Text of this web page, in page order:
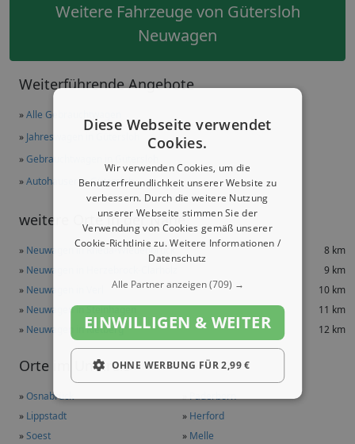
Weiterführende Angebote
»Alle Gebrauchtwagen
» Jahreswagen in Gütersloh
»Gebrauchtwagen in Gütersloh
»Autohäuser in Gütersloh
weitere Orte in der Nähe
» Neuwagen in Rheda-Wiedenbrück
8 km
» Neuwagen in Herzebrock-Clarholz
9 km
» Neuwagen in Verl
10 km
» Neuwagen in Steinhagen
11 km
» Neuwagen in Rietberg 12 km
Orte im Umkreis
»Osnabrück »Paderborn
» Lippstadt » Herford
»Soest » Melle
Weitere Fahrzeuge von Gütersloh
Neuwagen
Diese Webseite verwendet
Cookies.
Wir verwenden Cookies, um die
Benutzerfreundlichkeit unserer Website zu
verbessern. Durch die weitere Nutzung
unserer Webseite stimmen Sie der
Verwendung von Cookies gemäß unserer
Cookie-Richtlinie zu.Weitere Informationen /
Datenschutz
Alle Partner anzeigen(709) →
EINWILLIGEN & WEITER
OHNE WERBUNG FÜR 2,99 €